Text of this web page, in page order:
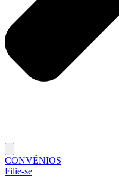
CONVÊNIOS
Filie-se